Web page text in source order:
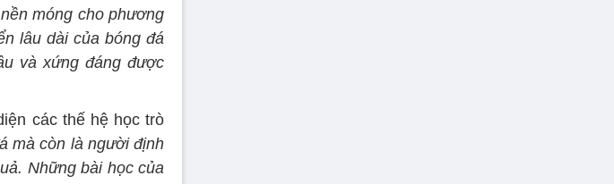
móng cho phương
lâu dài của bóng đá
và xứng đáng được
các thế hệ học trò
mà còn là người định
Những bài học của